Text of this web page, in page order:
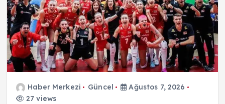
Haber Merkezi Güncel
Ağustos 7, 2026
27 views